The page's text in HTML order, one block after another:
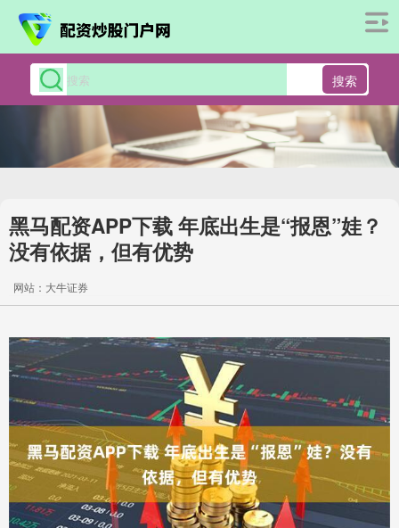
搜索
黑马配资APP下载 年底出生是“报恩”娃？
没有依据，但有优势
网站：大牛证券